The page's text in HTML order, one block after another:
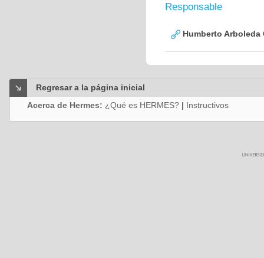
Responsable
Humberto Arboleda
Regresar a la página inicial
Acerca de Hermes: ¿Qué es HERMES? | Instructivos